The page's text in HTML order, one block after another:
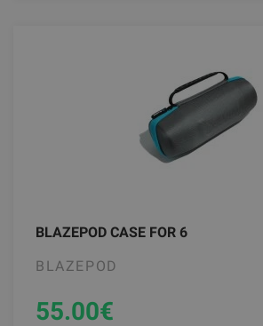
BLAZEPOD CASE FOR 6
BLAZEPOD
55.00€